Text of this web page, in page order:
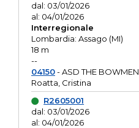
dal: 03/01/2026
al: 04/01/2026
Interregionale
Lombardia: Assago (MI)
18 m
--
04150- ASD THE BOWMEN
Roatta, Cristina
R2605001
dal: 03/01/2026
al: 04/01/2026